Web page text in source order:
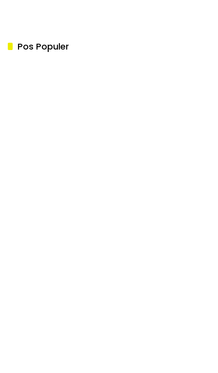
Pos Populer